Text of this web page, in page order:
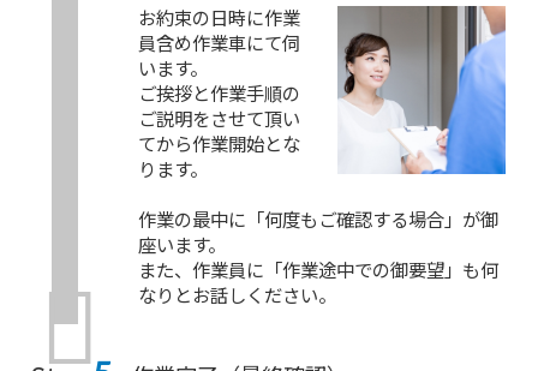
お約束の日時に作業
員含め作業車にて伺
います。
ご挨拶と作業手順の
ご説明をさせて頂い
てから作業開始とな
ります。
作業の最中に「何度もご確認する場合」が御
座います。
また、作業員に「作業途中での御要望」も何
なりとお話しください。